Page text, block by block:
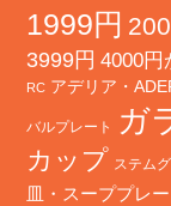
1999円
3999円 4000円
RC アデリア・
バルプレート ガ
カップ ステム
皿・スーププレ